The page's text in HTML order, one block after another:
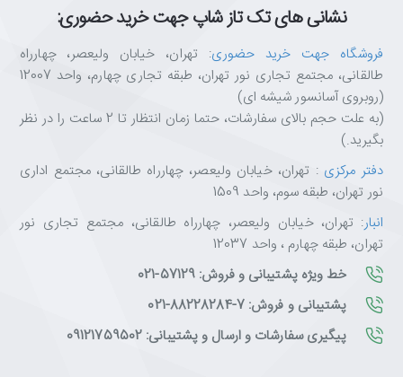
نشانی های تک تاز شاپ جهت خرید حضوری:
فروشگاه جهت خرید حضوری: تهران، خیابان ولیعصر، چهارراه
طالقانی، مجتمع تجاری نور تهران، طبقه تجاری چهارم، واحد 12007
(روبروی آسانسور شیشه ای)
(به علت حجم بالای سفارشات، حتما زمان انتظار تا 2 ساعت را در نظر
بگیرید.)
دفتر مرکزی : تهران، خیابان ولیعصر، چهارراه طالقانی، مجتمع اداری
نور تهران، طبقه سوم، واحد 1509
انبار: تهران، خیابان ولیعصر، چهارراه طالقانی، مجتمع تجاری نور
تهران، طبقه چهارم ، واحد 12037
خط ویژه پشتیبانی و فروش: 57129-021
پشتیبانی و فروش: 7-88228284-021
پیگیری سفارشات و ارسال و پشتیبانی: 09121759502